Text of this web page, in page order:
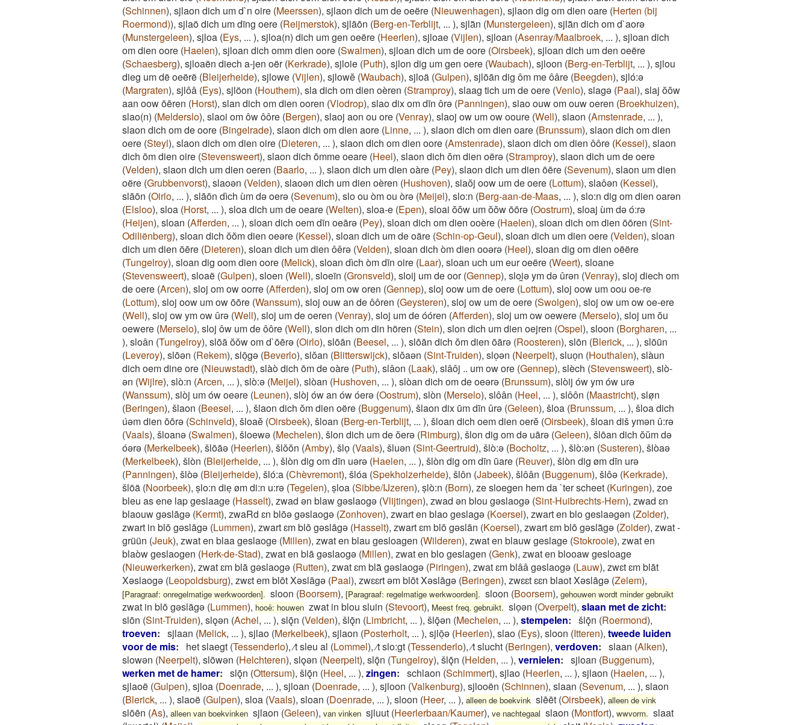
(Schinnen), sjlaon dich um d`n oire (Meerssen), sjlaon dich um de oeëre (Nieuwenhagen), sjlaon dig om dien oare (Herten (bij
Roermond)), sjlaö dich um dïng oere (Reijmerstok), sjlāōn (Berg-en-Terblijt, ... ), sjla͂n (Munstergeleen), sjla͂n dich om d`aorə
(Munstergeleen), sjloa (Eys, ... ), sjloa(n) dich um gen oeëre (Heerlen), sjloae (Vijlen), sjloan (Asenray/Maalbroek, ... ), sjloan dich
om dien oore (Haelen), sjloan dich omm dien oore (Swalmen), sjloan dich um de oore (Oirsbeek), sjloan dich um den oeëre
(Schaesberg), sjloaën diech a-jen oër(Kerkrade), sjloie (Puth), sjlon dig um gen oere (Waubach), sjloon (Berg-en-Terblijt, ... ), sjlou
dieg um dë oeërë (Bleijerheide), sjlowe (Vijlen), sjlowĕ (Waubach), sjloä (Gulpen), sjlōān dig ôm me ôâre (Beegden), sjló:ə
(Margraten), sjlôâ (Eys), sjlöon (Houthem), sla dich om dien oèren (Stramproy), slaag tich um de oere (Venlo), slagə (Paal), slaj ŏŏw
aan oow ōēren (Horst), slan dich om dien ooren (Vlodrop), slao dix om dīn ôrə (Panningen), slao ouw om ouw oeren (Broekhuizen),
slao(n) (Melderslo), slaoi om ôw ôôre (Bergen), slaoj aon ou ore (Venray), slaoj ow um ow ooure (Well), slaon (Amstenrade, ... ),
slaon dich om de oore (Bingelrade), slaon dich om dien aore (Linne, ... ), slaon dich om dien oare (Brunssum), slaon dich om dien
oere (Steyl), slaon dich om dien oire (Dieteren, ... ), slaon dich om dien oore (Amstenrade), slaon dich om dien ôôre (Kessel), slaon
dich ōm dien oire (Stevensweert), slaon dich ōmme oeare (Heel), slaon dich ŏm dien oërə (Stramproy), slaon dich um de oere
(Velden), slaon dich um dien oeren (Baarlo, ... ), slaon dich um dien oàre (Pey), slaon dich um dien ōēre (Sevenum), slaon um dien
oëre (Grubbenvorst), slaoən (Velden), slaoən dich um dien oèren (Hushoven), slaŏj oow um de oere (Lottum), slaôən (Kessel),
slāōn (Oirlo, ... ), slāōn dìch ùm də oerə (Sevenum), slo ou òm ou òrə (Meijel), slo:n (Berg-aan-de-Maas, ... ), slo:n dig om dien oarən
(Elsloo), sloa (Horst, ... ), sloa dich um de oeare (Welten), sloa-e (Epen), sloai ŏŏw um ŏŏw ōōrə (Oostrum), sloaj ùm də ó:rə
(Heijen), sloan (Afferden, ... ), sloan dich oem dīn oeārə (Pey), sloan dich om dien ooère (Haelen), sloan dich om dien ōōren (Sint-
Odiliënberg), sloan dich ŏŏm dien oeəre (Kessel), sloan dich um de oäre (Schin-op-Geul), sloan dich um dien oere (Velden), sloan
dich um dien ōēre (Dieteren), sloan dich um dien ôêrə (Velden), sloan dich òm dien ooərə (Heel), sloan dig om dien oëëre
(Tungelroy), sloan dig oom dien oore (Melick), sloan dìch òm dīn oire (Laar), sloan uch um eur oeëre (Weert), sloane
(Stevensweert), sloaë (Gulpen), sloen (Well), sloeïn (Gronsveld), sloij um de oor(Gennep), sloi̯ə ym də ûrən (Venray), sloj diech om
de oere (Arcen), sloj om ow oorre (Afferden), sloj om ow oren (Gennep), sloj oow um de oere (Lottum), sloj oow um oou oe-re
(Lottum), sloj oow um ow ōōre (Wanssum), sloj ouw an de ôôren (Geysteren), sloj ow um de oere (Swolgen), sloj ow um ow oe-ere
(Well), sloj ow ym ow ûrə (Well), sloj um de oeren (Venray), sloj um de óóren (Afferden), sloj um ow oewere (Merselo), sloj um ŏu
oewere (Merselo), sloj ôw um de ôôre (Well), slon dich om din hören (Stein), slon dich um dien oejren (Ospel), sloon (Borgharen, ...
), sloân (Tungelroy), slōā ŏŏw om d`ōērə (Oirlo), slōān (Beesel, ... ), slōān dich ŏm dien ōārə (Roosteren), slōn (Blerick, ... ), slōūn
(Leveroy), slōən (Rekem), slōͅgə (Beverlo), slŏan (Blitterswijck), slŏaən (Sint-Truiden), sloͅən (Neerpelt), sluoͅn (Houthalen), slàun
dich oem dine ore (Nieuwstadt), slàò dich ōm de oàre (Puth), slâon (Laak), slâôj .. um ow ore (Gennep), slèch (Stevensweert), slò-
ən (Wijlre), slò:n (Arcen, ... ), slò:ə (Meijel), slòan (Hushoven, ... ), slòan dich om de oeərə (Brunssum), slòij ów ym ów urə
(Wanssum), slòj um ów oeəre (Leunen), slòj ów an ów óerə (Oostrum), slòn (Merselo), slôân (Heel, ... ), slôôn (Maastricht), sløͅn
(Beringen), šlaon (Beesel, ... ), šlaon dich ŏm dien oëre (Buggenum), šlaon dix ūm dīn ûrə (Geleen), šloa (Brunssum, ... ), šloa dich
úəm dien ōōrə (Schinveld), šloaĕ (Oirsbeek), šloan (Berg-en-Terblijt, ... ), šloan dich oem dien oerĕ (Oirsbeek), šloan diš ymən û:rə
(Vaals), šloanə (Swalmen), šloewə (Mechelen), šlon dich um de ŏerə (Rimburg), šlon dig om də uārə (Geleen), šlōan dich ŏŭm də
óərə (Merkelbeek), šlōāə (Heerlen), šlŏŏn (Amby), šloͅ (Vaals), šluən (Sint-Geertruid), šlò:ə (Bocholtz, ... ), šlò:ən (Susteren), šlòaə
(Merkelbeek), šlòn (Bleijerheide, ... ), šlòn dig om dīn uərə (Haelen, ... ), šlòn dig om dīn ūare (Reuver), šlòn dig øm dīn urə
(Panningen), šlòə (Bleijerheide), šló:a (Chèvremont), šlóa (Spekholzerheide), šlôn (Jabeek), šlôân (Buggenum), šlôə (Kerkrade),
šlöä (Noorbeek), ṣlo:n dieͅ øm di:n u:rə (Tegelen), ṣloa (Sibbe/IJzeren), ṣlò:n (Born), ze sloegen hem da `ter scheet (Kuringen), zoe
bleu as ene lap geslaage (Hasselt), zwad ən blaw gəslaogə (Vlijtingen), zwad ən blou gəslaogə (Sint-Huibrechts-Hern), zwad ɛn
blaouw gəslāgə (Kermt), zwaRd ɛn blōə gəslaogə (Zonhoven), zwart en blao geslagə (Koersel), zwart en blo geslaəgən (Zolder),
zwart in blō gəslāgə (Lummen), zwart ɛm blō gəslāgə (Hasselt), zwart ɛm blō gəslān (Koersel), zwart ɛm blō gəsla͂gə (Zolder), zwat -
grüün (Jeuk), zwat en blaa geslaoge (Millen), zwat en blau gesloagen (Wilderen), zwat en blauw geslage (Stokrooie), zwat en
blaòw geslaogen (Herk-de-Stad), zwat en blā gəslaogə (Millen), zwat en blo geslagen (Genk), zwat en blooaw gesloage
(Nieuwerkerken), zwat ɛm blā gəslaogə (Rutten), zwat ɛm bla͂ gəslaogə (Piringen), zwat ɛm blââ gəslaogə (Lauw), zwɛt ɛm blāt
Xəslaogə (Leopoldsburg), zwɛt em blōt Xəslāgə (Paal), zwɛɛrt əm blōt Xəslāgə (Beringen), zwɛɛt ɛɛn blaot Xəslāgə (Zelem),
[Paragraaf: onregelmatige werkwoorden]. sloon (Boorsem), [Paragraaf: regelmatige werkwoorden]. sloon (Boorsem), gehouwen wordt minder gebruikt
zwat in blō gəslāgə (Lummen), hooë: houwen zwat in blou sluin (Stevoort), Meest freq. gebruikt. sloͅən (Overpelt), slaan met de zicht:
slōn (Sint-Truiden), slǫǝn (Achel, ... ), slǭn (Velden), šlǭn (Limbricht, ... ), šlǭǝn (Mechelen, ... ), stempelen: šlǭn (Roermond),
troeven: sjlaan (Melick, ... ), sjlao (Merkelbeek), sjlaon (Posterholt, ... ), sjlōͅə (Heerlen), slao (Eys), sloon (Itteren), tweede luiden
voor de mis: het slaegt (Tessenderlo),⁄t sleu al (Lommel),⁄t slo:gt (Tessenderlo),⁄t slucht (Beringen), verdoven: slaan (Alken),
slowǝn (Neerpelt), slōwǝn (Helchteren), slǫǝn (Neerpelt), slǭn (Tungelroy), šlǭn (Helden, ... ), vernielen: sjloan (Buggenum),
werken met de hamer: slǭn (Ottersum), šlǭn (Heel, ... ), zingen: schlaon (Schimmert), sjlao (Heerlen, ... ), sjlaon (Haelen, ... ),
sjlaoë (Gulpen), sjloa (Doenrade, ... ), sjloan (Doenrade, ... ), sjloon (Valkenburg), sjlooën (Schinnen), slaan (Sevenum, ... ), slaon
(Blerick, ... ), slaoë (Gulpen), sloa (Vaals), sloan (Doenrade, ... ), sloon (Heer, ... ), alleen de boekvink slēēt (Oirsbeek), alleen de vink
slōēn (As), alleen van boekvinken sjlaon (Geleen), van vinken sjluut (Heerlerbaan/Kaumer), ve nachtegaal slaon (Montfort), wwvorm. slaat